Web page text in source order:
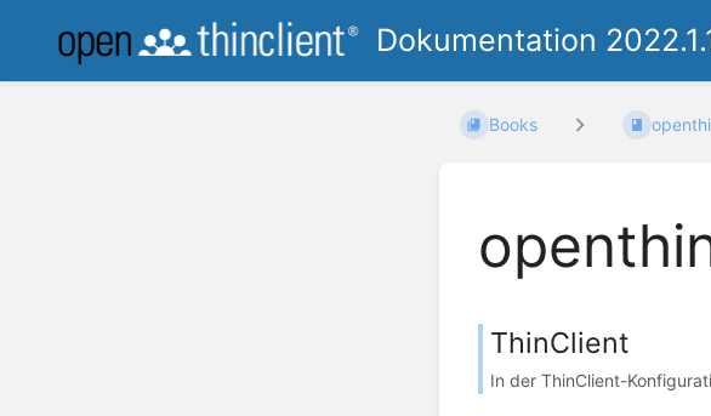
Dokumentation
Books
ThinClient
In der ThinClient-